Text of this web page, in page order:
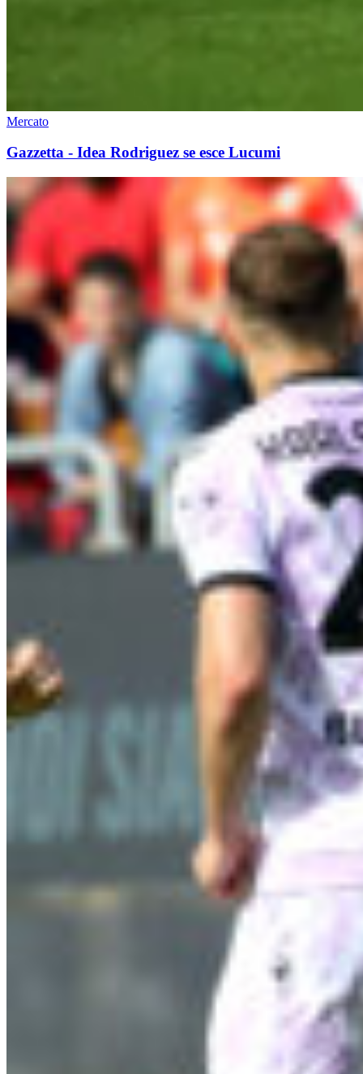
Mercato
Gazzetta - Idea Rodriguez se esce Lucumi